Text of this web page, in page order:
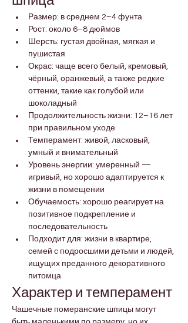
Размер: в среднем 2–4 фунта
Рост: около 6–8 дюймов
Шерсть: густая двойная, мягкая и
пушистая
Окрас: чаще всего белый, кремовый,
чёрный, оранжевый, а также редкие
оттенки, такие как голубой или
шоколадный
Продолжительность жизни: 12–16 лет
при правильном уходе
Темперамент: живой, ласковый,
умный и внимательный
Уровень энергии: умеренный —
игривый, но хорошо адаптируется к
жизни в помещении
Обучаемость: хорошо реагирует на
позитивное подкрепление и
последовательность
Подходит для: жизни в квартире,
семей с подросшими детьми и людей,
ищущих преданного декоративного
питомца
Характер и темперамент
Чашечные померанские шпицы могут